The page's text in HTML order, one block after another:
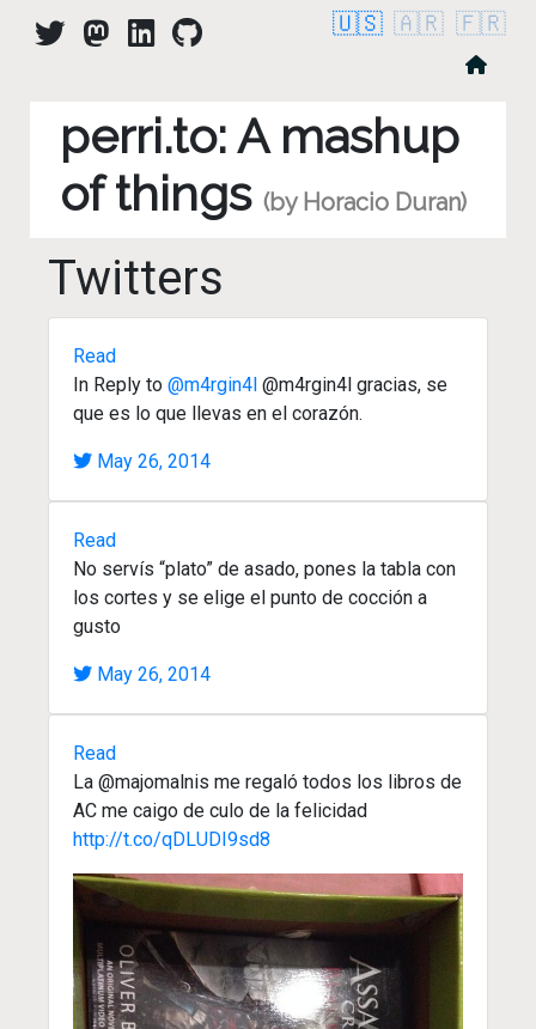
🇺🇸 🇦🇷 🇫🇷
perri.to: A mashup
of things (by Horacio Duran)
Twitters
Read
In Reply to @m4rgin4l @m4rgin4l gracias, se
que es lo que llevas en el corazón.
May 26, 2014
Read
No servís “plato” de asado, pones la tabla con
los cortes y se elige el punto de cocción a
gusto
May 26, 2014
Read
La @majomalnis me regaló todos los libros de
AC me caigo de culo de la felicidad
http://t.co/qDLUDI9sd8